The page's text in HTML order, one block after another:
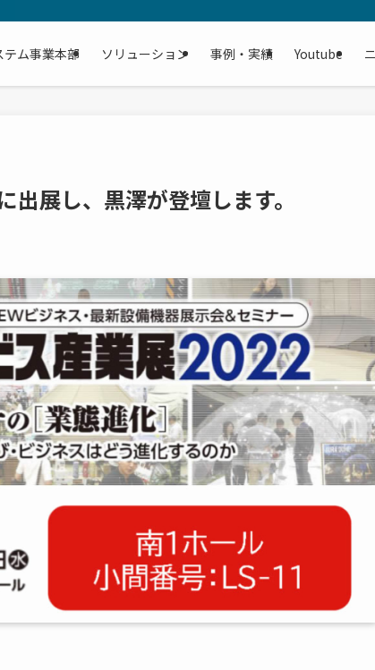
テム事業本部 ソリューション 事例・実績 Youtube
展し、黒澤が登壇します。